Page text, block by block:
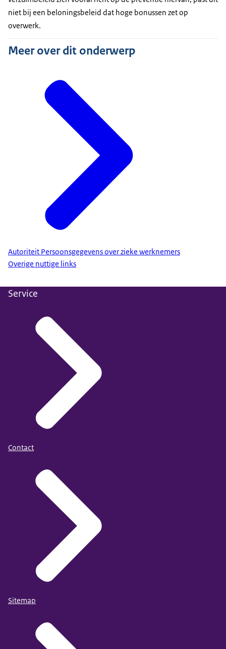
niet bij een beloningsbeleid dat hoge bonussen zet op
overwerk.
Meer over dit onderwerp
Autoriteit Persoonsgegevens over zieke werknemers
Overige nuttige links
Service
Contact
Sitemap